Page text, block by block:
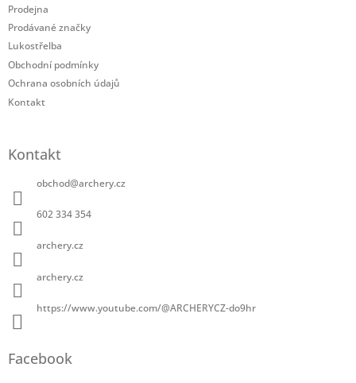
Prodejna
Prodávané značky
Lukostřelba
Obchodní podmínky
Ochrana osobních údajů
Kontakt
Kontakt
obchod@archery.cz
602 334 354
archery.cz
archery.cz
https://www.youtube.com/@ARCHERYCZ-do9hr
Facebook